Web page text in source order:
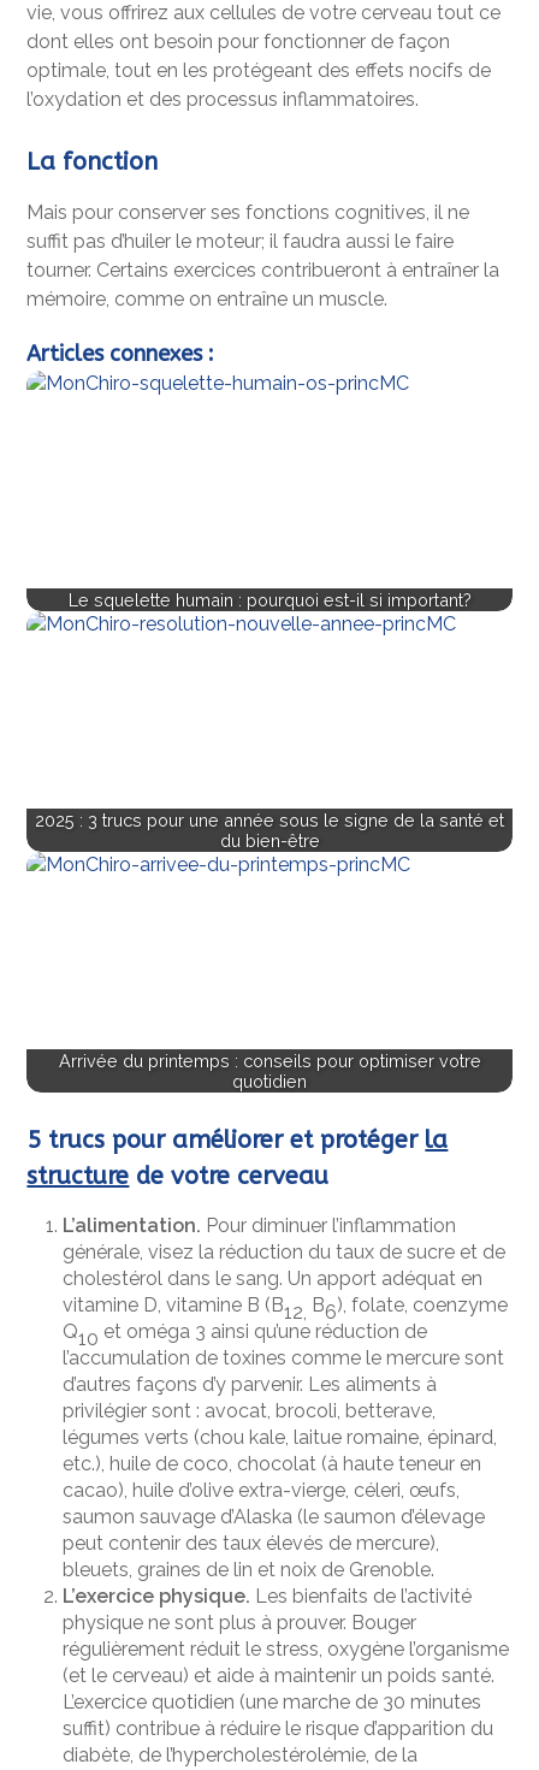
vie, vous offrirez aux cellules de votre cerveau tout ce
dont elles ont besoin pour fonctionner de façon
optimale, tout en les protégeant des effets nocifs de
l’oxydation et des processus inflammatoires.
La fonction
Mais pour conserver ses fonctions cognitives, il ne
suffit pas d’huiler le moteur; il faudra aussi le faire
tourner. Certains exercices contribueront à entraîner la
mémoire, comme on entraîne un muscle.
Articles connexes :
Le squelette humain : pourquoi est-il si important?
2025 : 3 trucs pour une année sous le signe de la santé et
du bien-être
Arrivée du printemps : conseils pour optimiser votre
quotidien
5 trucs pour améliorer et protéger la
structure de votre cerveau
L’alimentation. Pour diminuer l’inflammation
générale, visez la réduction du taux de sucre et de
cholestérol dans le sang. Un apport adéquat en
vitamine D, vitamine B (B12, B6), folate, coenzyme
Q10 et oméga 3 ainsi qu’une réduction de
l’accumulation de toxines comme le mercure sont
d’autres façons d’y parvenir. Les aliments à
privilégier sont : avocat, brocoli, betterave,
légumes verts (chou kale, laitue romaine, épinard,
etc.), huile de coco, chocolat (à haute teneur en
cacao), huile d’olive extra-vierge, céleri, œufs,
saumon sauvage d’Alaska (le saumon d’élevage
peut contenir des taux élevés de mercure),
bleuets, graines de lin et noix de Grenoble.
L’exercice physique. Les bienfaits de l’activité
physique ne sont plus à prouver. Bouger
régulièrement réduit le stress, oxygène l’organisme
(et le cerveau) et aide à maintenir un poids santé.
L’exercice quotidien (une marche de 30 minutes
suffit) contribue à réduire le risque d’apparition du
diabète, de l’hypercholestérolémie, de la